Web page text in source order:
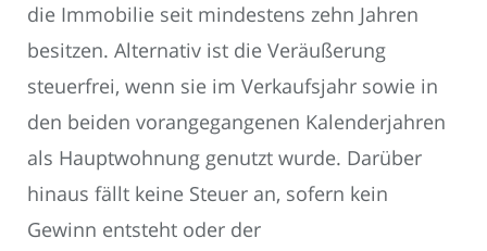
die Immobilie seit mindestens zehn Jahren
besitzen. Alternativ ist die Veräußerung
steuerfrei, wenn sie im Verkaufsjahr sowie in
den beiden vorangegangenen Kalenderjahren
als Hauptwohnung genutzt wurde. Darüber
hinaus fällt keine Steuer an, sofern kein
Gewinn entsteht oder der